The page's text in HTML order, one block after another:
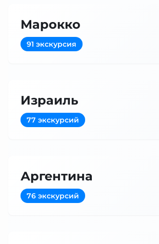
Марокко
91 экскурсия
Израиль
77 экскурсий
Аргентина
76 экскурсий